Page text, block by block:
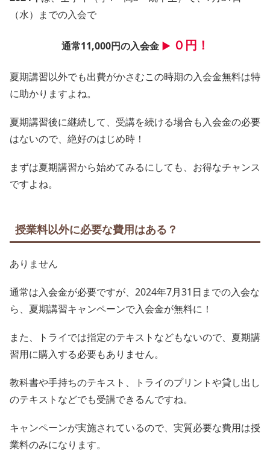
（水）までの入会で
通常11,000円の入会金▶ ０円！
夏期講習以外でも出費がかさむこの時期の入会金無料は特
に助かりますよね。
夏期講習後に継続して、受講を続ける場合も入会金の必要
はないので、絶好のはじめ時！
まずは夏期講習から始めてみるにしても、お得なチャンス
ですよね。
授業料以外に必要な費用はある？
ありません
通常は入会金が必要ですが、2024年7月31日までの入会な
ら、夏期講習キャンペーンで入会金が無料に！
また、トライでは指定のテキストなどもないので、夏期講
習用に購入する必要もありません。
教科書や手持ちのテキスト、トライのプリントや貸し出し
のテキストなどでも受講できるんですね。
キャンペーンが実施されているので、実質必要な費用は授
業料のみになります。